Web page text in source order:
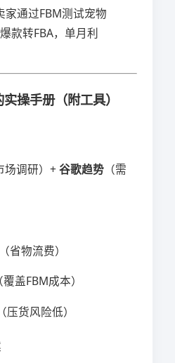
家通过FBM测试宠物
款转FBA，单月利
操手册（附工具）
场调研）+​谷歌趋势​ ​（需
省物流费）
盖FBM成本）
货风险低）